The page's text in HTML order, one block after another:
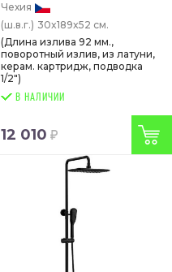
Чехия
(ш.в.г.) 30x189x52 см.
(Длина излива 92 мм.,
поворотный излив, из латуни,
керам. картридж, подводка
1/2")
В НАЛИЧИИ
12 010